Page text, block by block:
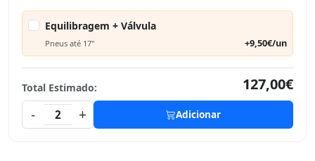
Equilibragem + Válvula
Pneus até 17" +9,50€/un
Total Estimado:
127,00€
-
2 + Adicionar